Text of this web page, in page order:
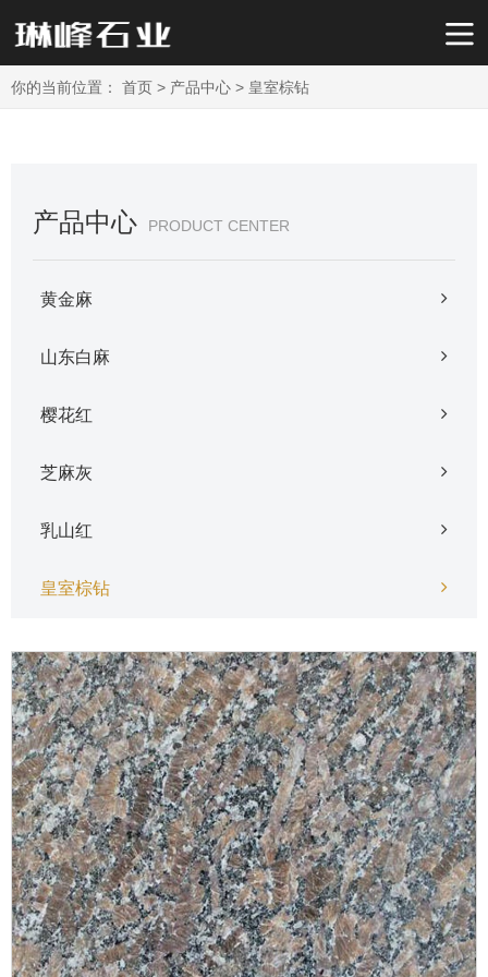
你的当前位置： 首页 > 产品中心 > 皇室棕钻
产品中心 PRODUCT CENTER
黄金麻
山东白麻
樱花红
芝麻灰
乳山红
皇室棕钻